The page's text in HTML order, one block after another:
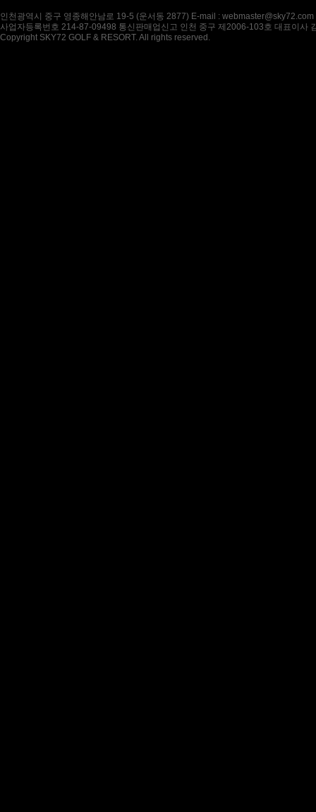
인천광역시 중구 영종해안남로 19-5 (운서동 2877) E-mail : webmaster@sky72.com
사업자등록번호 214-87-09498 통신판매업신고 인천 중구 제2006-103호 대표이사
Copyright SKY72 GOLF & RESORT. All rights reserved.